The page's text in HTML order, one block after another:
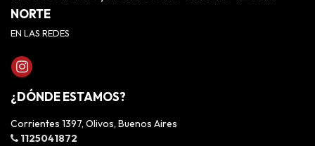
NORTE
EN LAS REDES
¿DÓNDE ESTAMOS?
Corrientes 1397, Olivos, Buenos Aires
1125041872